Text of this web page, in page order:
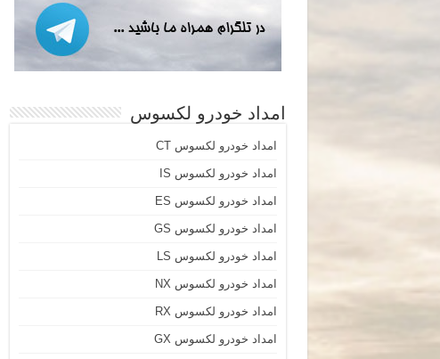
امداد خودرو لکسوس
امداد خودرو لکسوس CT
امداد خودرو لکسوس IS
امداد خودرو لکسوس ES
امداد خودرو لکسوس GS
امداد خودرو لکسوس LS
امداد خودرو لکسوس NX
امداد خودرو لکسوس RX
امداد خودرو لکسوس GX